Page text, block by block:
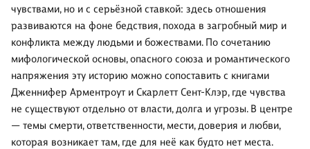
чувствами, но и с серьёзной ставкой: здесь отношения
развиваются на фоне бедствия, похода в загробный мир и
конфликта между людьми и божествами. По сочетанию
мифологической основы, опасного союза и романтического
напряжения эту историю можно сопоставить с книгами
Дженнифер Арментроут и Скарлетт Сент-Клэр, где чувства
не существуют отдельно от власти, долга и угрозы. В центре
— темы смерти, ответственности, мести, доверия и любви,
которая возникает там, где для неё как будто нет места.